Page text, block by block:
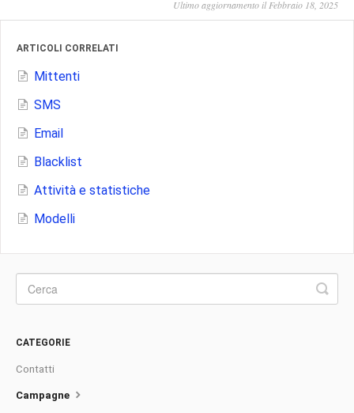
Ultimo aggiornamento il Febbraio 18, 2025
ARTICOLI CORRELATI
Mittenti
SMS
Email
Blacklist
Attività e statistiche
Modelli
CATEGORIE
Contatti
Campagne